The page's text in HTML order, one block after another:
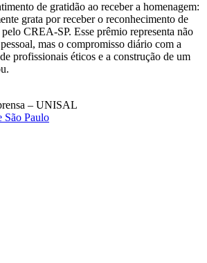
de gratidão ao receber a homenagem:
grata por receber o reconhecimento de
CREA-SP. Esse prêmio representa não
mas o compromisso diário com a
profissionais éticos e a construção de um
– UNISAL
São Paulo